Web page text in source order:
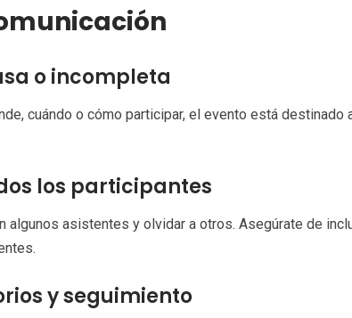
o incompleta
cuándo o cómo participar, el evento está destinado
los participantes
algunos asistentes y olvidar a otros. Asegúrate de
y seguimiento